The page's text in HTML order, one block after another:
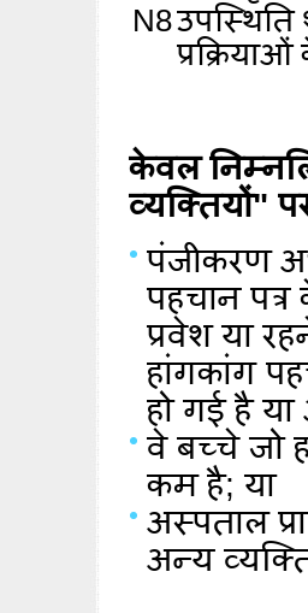
N8उपस्थिति
केवल
व्यक्तियों"
पंजीकरण
पहचान
प्रवेश या
हांगकांग
हो गई है
वे बच्चे जो
कम है; या
अस्पताल
अन्य